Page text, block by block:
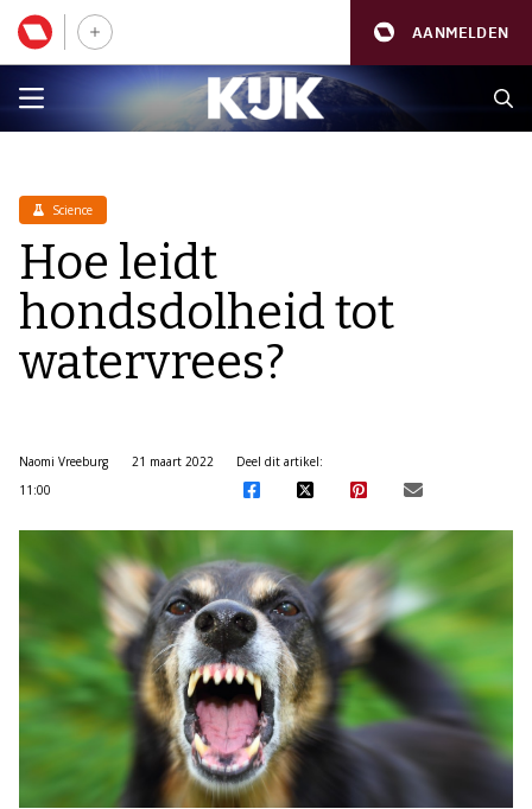
AANMELDEN
Science
Hoe leidt
hondsdolheid tot
watervrees?
Naomi Vreeburg
21 maart 2022
11:00
Deel dit artikel: